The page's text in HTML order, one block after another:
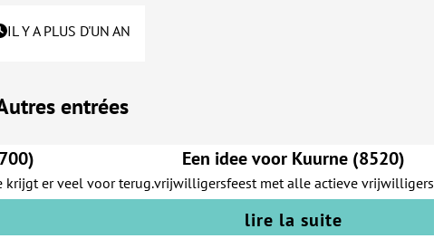
IL Y A PLUS D'UN AN
entrées
krijgt er veel voor terug.
Een idee voor Kuurne (8520)
vrijwilligersfeest met alle actieve vrijwilligers
lire la suite